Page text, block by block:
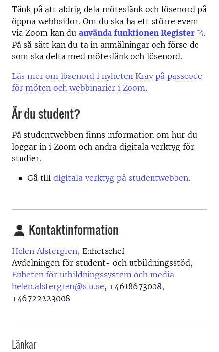
Tänk på att aldrig dela möteslänk och lösenord på
öppna webbsidor. Om du ska ha ett större event
via Zoom kan du använda funktionen Register
.
På så sätt kan du ta in anmälningar och förse de
som ska delta med möteslänk och lösenord.
Läs mer om lösenord i nyheten Krav på passcode
för möten och webbinarier i Zoom.
Är du student?
På studentwebben finns information om hur du
loggar in i Zoom och andra digitala verktyg för
studier.
Gå till digitala verktyg på studentwebben.
Kontaktinformation
Helen Alstergren, Enhetschef
Avdelningen för student- och utbildningsstöd,
Enheten för utbildningssystem och media
helen.alstergren@slu.se, +4618673008,
+46722223008
Länkar